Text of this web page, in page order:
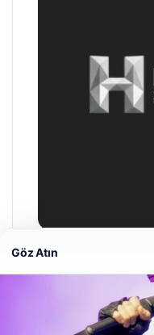
Göz Atın